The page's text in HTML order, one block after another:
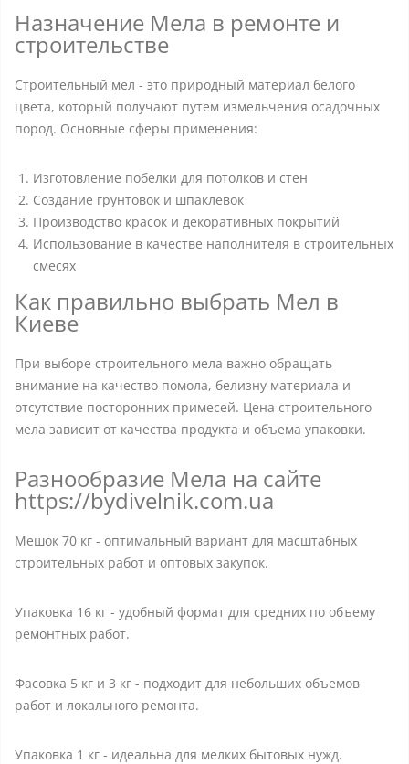
Назначение Мела в ремонте и
строительстве
Строительный мел - это природный материал белого
цвета, который получают путем измельчения осадочных
пород. Основные сферы применения:
Изготовление побелки для потолков и стен
Создание грунтовок и шпаклевок
Производство красок и декоративных покрытий
Использование в качестве наполнителя в строительных
смесях
Как правильно выбрать Мел в
Киеве
При выборе строительного мела важно обращать
внимание на качество помола, белизну материала и
отсутствие посторонних примесей. Цена строительного
мела зависит от качества продукта и объема упаковки.
Разнообразие Мела на сайте
https://bydivelnik.com.ua
Мешок 70 кг - оптимальный вариант для масштабных
строительных работ и оптовых закупок.
Упаковка 16 кг - удобный формат для средних по объему
ремонтных работ.
Фасовка 5 кг и 3 кг - подходит для небольших объемов
работ и локального ремонта.
Упаковка 1 кг - идеальна для мелких бытовых нужд.